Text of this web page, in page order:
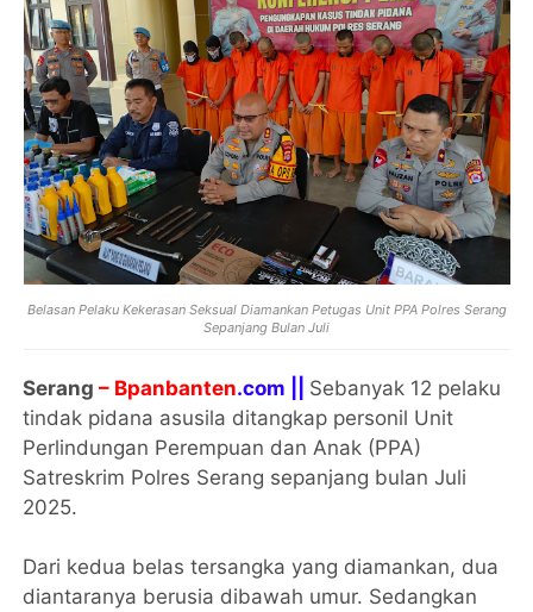
Belasan Pelaku Kekerasan Seksual Diamankan Petugas Unit PPA Polres Serang
Sepanjang Bulan Juli
Serang – Bpanbanten.com || Sebanyak 12 pelaku
tindak pidana asusila ditangkap personil Unit
Perlindungan Perempuan dan Anak (PPA)
Satreskrim Polres Serang sepanjang bulan Juli
2025.
Dari kedua belas tersangka yang diamankan, dua
diantaranya berusia dibawah umur. Sedangkan